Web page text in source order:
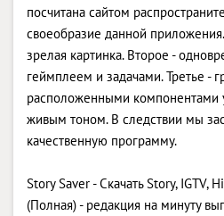
посчитана сайтом
своеобразие данной
зрелая картинка. Второе -
геймплеем и задачами. Третье -
расположенными компонентами
живым тоном. В следствии мы
качественную программу.
Story Saver - Скачать Story, IGTV,
(Полная) - редакция на минуту